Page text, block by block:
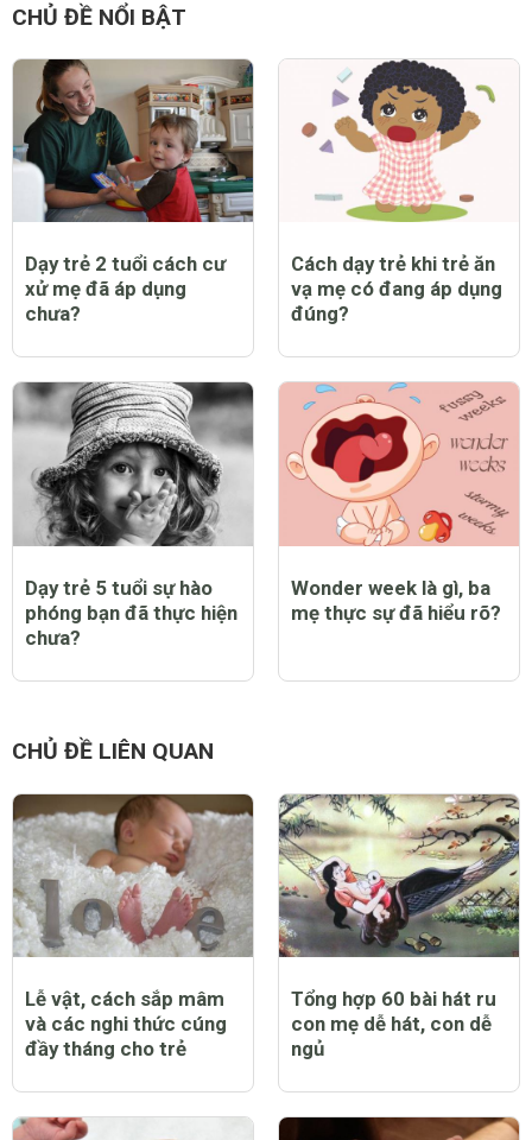
CHỦ ĐỀ NỔI BẬT
Dạy trẻ 2 tuổi cách cư
xử mẹ đã áp dụng
chưa?
Cách dạy trẻ khi trẻ ăn
vạ mẹ có đang áp dụng
đúng?
Dạy trẻ 5 tuổi sự hào
phóng bạn đã thực hiện
chưa?
Wonder week là gì, ba
mẹ thực sự đã hiểu rõ?
CHỦ ĐỀ LIÊN QUAN
Lễ vật, cách sắp mâm
và các nghi thức cúng
đầy tháng cho trẻ
Tổng hợp 60 bài hát ru
con mẹ dễ hát, con dễ
ngủ